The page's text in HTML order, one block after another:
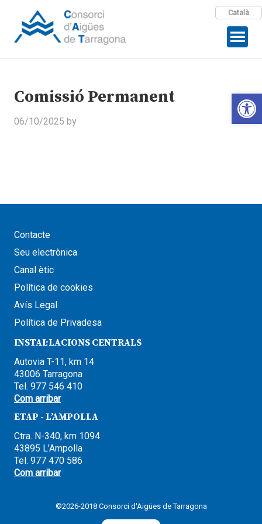
Català
Comissió Permanent
06/10/2025 by
Contacte
Seu electrònica
Canal ètic
Política de cookies
Avís Legal
Política de Privadesa
INSTAL·LACIONS CENTRALS
Autovia T-11, km 14
43006 Tarragona
Tel. 977 546 410
Com arribar
ETAP - L’AMPOLLA
Ctra. N-340, km 1094
43895 L’Ampolla
Tel. 977 470 586
Com arribar
©2026-2018 Consorci d'Aigües de Tarragona